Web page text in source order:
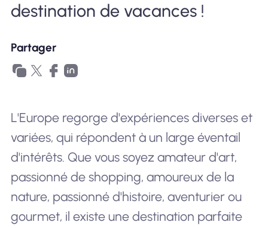
destination de vacances !
Partager
L'Europe regorge d'expériences diverses et
variées, qui répondent à un large éventail
d'intérêts. Que vous soyez amateur d'art,
passionné de shopping, amoureux de la
nature, passionné d'histoire, aventurier ou
gourmet, il existe une destination parfaite